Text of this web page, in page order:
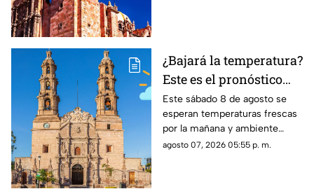
¿Bajará la temperatura?
Este es el pronóstico
del clima en
Aguascalientes HOY
sábado 8 de agosto
Este sábado 8 de agosto se
esperan temperaturas frescas
por la mañana y ambiente
cálido por la tarde; el clima en
agosto 07, 2026 05:55 p. m.